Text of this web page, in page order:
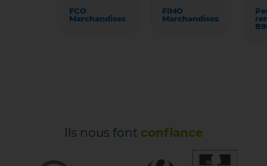
FCO
Marchandises
FIMO
Marchandises
Ils nous font confiance